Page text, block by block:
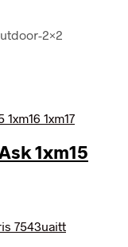
2×2
1xm15